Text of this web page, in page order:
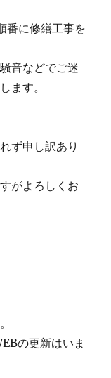
番に修繕工事を
音などでご迷
ます。
ず申し訳あり
がよろしくお
の更新はいま